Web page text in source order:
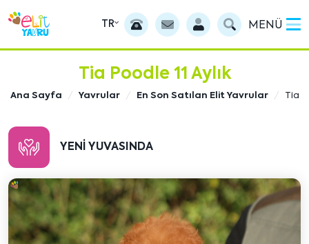
TR MENÜ
Tia Poodle 11 Aylık
Ana Sayfa Yavrular En Son Satılan Elit Yavrular Tia
YENI YUVASINDA